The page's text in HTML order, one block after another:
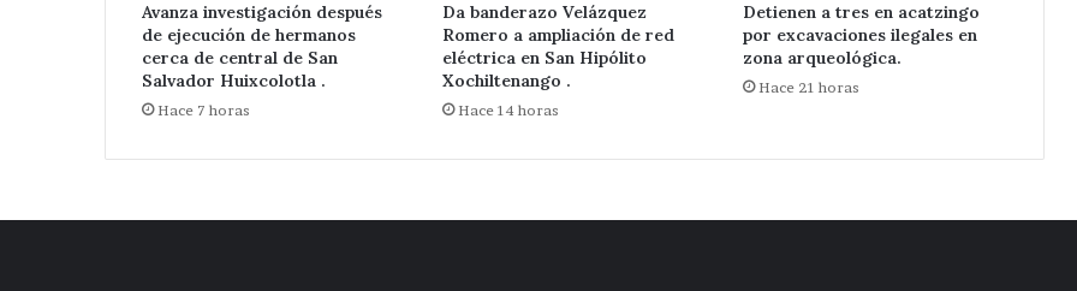
Avanza investigación después
de ejecución de hermanos
cerca de central de San
Salvador Huixcolotla .
Hace 7 horas
Da banderazo Velázquez
Romero a ampliación de red
eléctrica en San Hipólito
Xochiltenango .
Hace 14 horas
Detienen a tres en acatzingo
por excavaciones ilegales en
zona arqueológica.
Hace 21 horas